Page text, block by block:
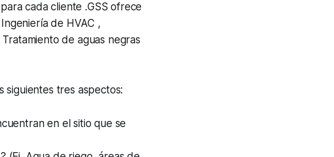
cada cliente .GSS ofrece
de HVAC ,
de aguas negras
siguientes tres aspectos:
en el sitio que se